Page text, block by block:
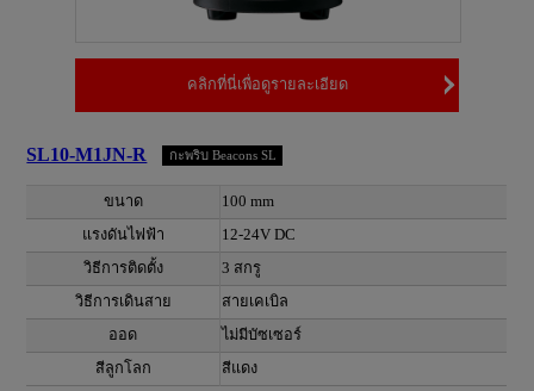
คลิกที่นี่เพื่อดูรายละเอียด
SL10-M1JN-R กะพริบ Beacons SL
ขนาด
100 mm
แรงดันไฟฟ้า
12-24V DC
วิธีการติดตั้ง
3 สกรู
วิธีการเดินสาย
สายเคเบิล
ออด
ไม่มีบัซเซอร์
สีลูกโลก
สีแดง